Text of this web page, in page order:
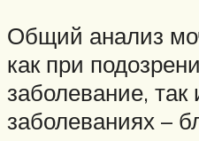
Общий анализ
как при
заболевание, так
заболеваниях –